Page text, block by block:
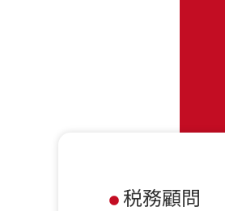
税務顧問